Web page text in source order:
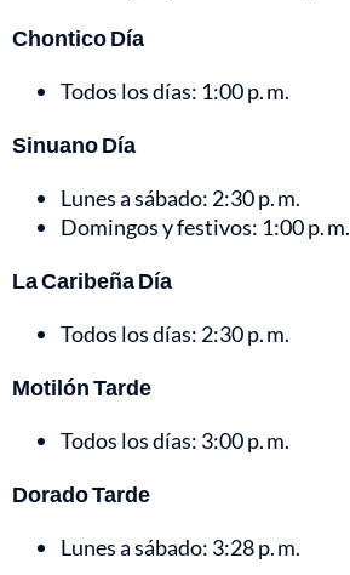
Chontico Día
Todos los días: 1:00 p. m.
Sinuano Día
Lunes a sábado: 2:30 p. m.
Domingos y festivos: 1:00 p. m.
La Caribeña Día
Todos los días: 2:30 p. m.
Motilón Tarde
Todos los días: 3:00 p. m.
Dorado Tarde
Lunes a sábado: 3:28 p. m.